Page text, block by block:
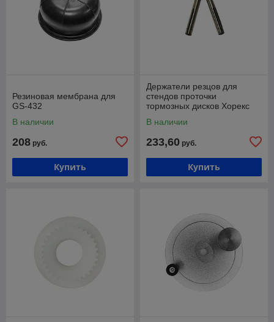
Резиновая мембрана для
GS-432
В наличии
208 руб.
Купить
Держатели резцов для
стендов проточки
тормозных дисков Хорекс
В наличии
233,60 руб.
Купить